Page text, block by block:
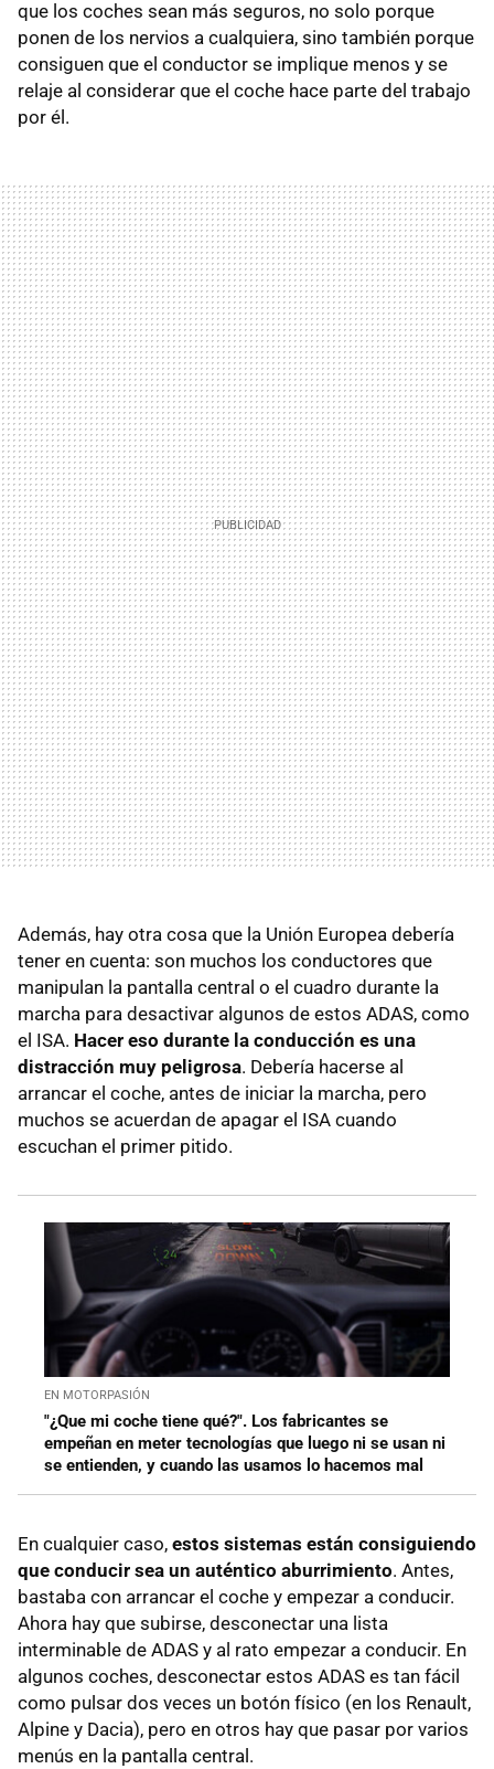
que los coches sean más seguros, no solo porque
ponen de los nervios a cualquiera, sino también porque
consiguen que el conductor se implique menos y se
relaje al considerar que el coche hace parte del trabajo
por él.
Además, hay otra cosa que la Unión Europea debería
tener en cuenta: son muchos los conductores que
manipulan la pantalla central o el cuadro durante la
marcha para desactivar algunos de estos ADAS, como
el ISA. Hacer eso durante la conducción es una
distracción muy peligrosa. Debería hacerse al
arrancar el coche, antes de iniciar la marcha, pero
muchos se acuerdan de apagar el ISA cuando
escuchan el primer pitido.
EN MOTORPASIÓN
"¿Que mi coche tiene qué?". Los fabricantes se
empeñan en meter tecnologías que luego ni se usan ni
se entienden, y cuando las usamos lo hacemos mal
En cualquier caso, estos sistemas están consiguiendo
que conducir sea un auténtico aburrimiento. Antes,
bastaba con arrancar el coche y empezar a conducir.
Ahora hay que subirse, desconectar una lista
interminable de ADAS y al rato empezar a conducir. En
algunos coches, desconectar estos ADAS es tan fácil
como pulsar dos veces un botón físico (en los Renault,
Alpine y Dacia), pero en otros hay que pasar por varios
menús en la pantalla central.